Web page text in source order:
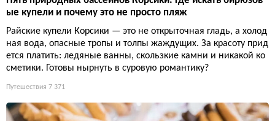
ые купели и почему это не просто пляж
Райские купели Корсики — это не открыточная гладь, а холод
ная вода, опасные тропы и толпы жаждущих. За красоту прид
ется платить: ледяные ванны, скользкие камни и никакой ко
сметики. Готовы нырнуть в суровую романтику?
Путешествия 7 371